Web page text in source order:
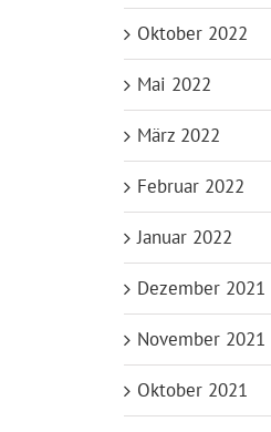
Oktober 2022
Mai 2022
März 2022
Februar 2022
Januar 2022
Dezember 2021
November 2021
Oktober 2021